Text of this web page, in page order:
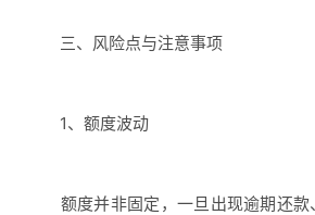
三、风险点与注意事项
1、额度波动
额度并非固定，一旦出现逾期还款